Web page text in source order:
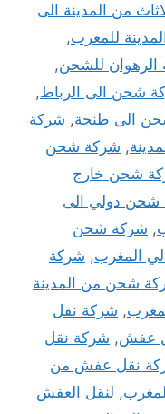
من المدينة الى
للمغرب,
الرهوان للشحن,
شحن الى الرباط,
الى طنجة, شركة
, شركة شحن
شحن خارج
شحن دولي الى
, شركة شحن
المغرب, شركة
شحن من المدينة
, شركة نقل
عفش, شركة نقل
نقل عفش من
, لنقل العفش